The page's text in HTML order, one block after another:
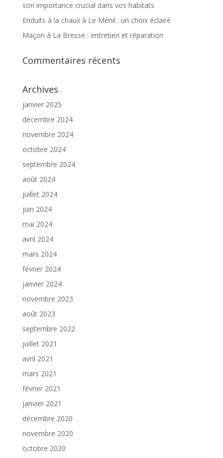
son importance crucial dans vos habitats
Enduits à la chaux à Le Ménil : un choix éclairé
Maçon à La Bresse : entretien et réparation
Commentaires récents
Archives
janvier 2025
décembre 2024
novembre 2024
octobre 2024
septembre 2024
août 2024
juillet 2024
juin 2024
mai 2024
avril 2024
mars 2024
février 2024
janvier 2024
novembre 2023
août 2023
septembre 2022
juillet 2021
avril 2021
mars 2021
février 2021
janvier 2021
décembre 2020
novembre 2020
octobre 2020